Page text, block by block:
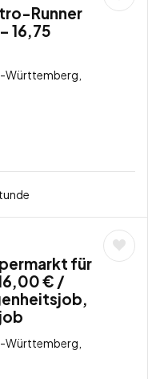
Runner
16,75
Württemberg,
für
€ /
Württemberg,